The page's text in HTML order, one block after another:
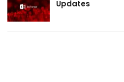
Updates